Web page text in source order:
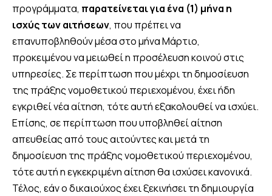
προγράμματα, παρατείνεται για ένα (1) μήνα η
ισχύς των αιτήσεων, που πρέπει να
επανυποβληθούν μέσα στο μήνα Μάρτιο,
προκειμένου να μειωθεί η προσέλευση κοινού στις
υπηρεσίες. Σε περίπτωση που μέχρι τη δημοσίευση
της πράξης νομοθετικού περιεχομένου, έχει ήδη
εγκριθεί νέα αίτηση, τότε αυτή εξακολουθεί να ισχύει.
Επίσης, σε περίπτωση που υποβληθεί αίτηση
απευθείας από τους αιτούντες και μετά τη
δημοσίευση της πράξης νομοθετικού περιεχομένου,
τότε αυτή η εγκεκριμένη αίτηση θα ισχύσει κανονικά.
Τέλος, εάν ο δικαιούχος έχει ξεκινήσει τη δημιουργία